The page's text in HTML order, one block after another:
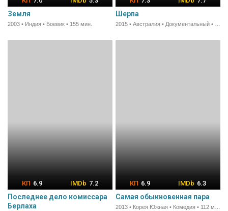
Земля
2003 • Индия • Боевик • 155 мин.
Шерпа
6.9 7.2
Последнее дело комиссара
Берлаха
6.9 6.3
Самая обыкновенная пара